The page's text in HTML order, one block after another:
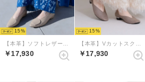
15
￥17,930
15
￥17,930